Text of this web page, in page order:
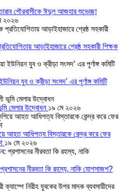
পৌরবাসীকে ঈদুল আজহার শুভেচ্ছা
২০২৬
আড়াইহাজারে শ্রেষ্ঠ সহকারী শিক্ষক
যুব ও ক্রীড়া সংসদ’ এর পূর্ণাঙ্গ কমিটি
মেলার উদ্বোধন ১৯ মে ২০২৬
আহত আধিপত্য বিস্তারকে কেন্দ্র করে ফের
১৯ মে ২০২৬
নীরবতা কি রহস্য, নাকি যোগসাজশ?